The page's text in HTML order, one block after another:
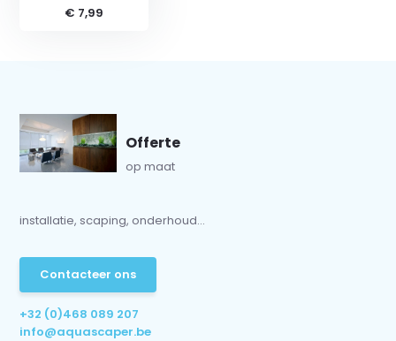
€ 7,99
Offerte
op maat
installatie, scaping, onderhoud...
Contacteer ons
+32 (0)468 089 207
info@aquascaper.be